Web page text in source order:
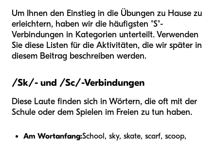
Um Ihnen den Einstieg in die Übungen zu Hause zu
erleichtern, haben wir die häufigsten "S"-
Verbindungen in Kategorien unterteilt. Verwenden
Sie diese Listen für die Aktivitäten, die wir später in
diesem Beitrag beschreiben werden.
/Sk/- und /Sc/-Verbindungen
Diese Laute finden sich in Wörtern, die oft mit der
Schule oder dem Spielen im Freien zu tun haben.
Am Wortanfang:School, sky, skate, scarf, scoop,